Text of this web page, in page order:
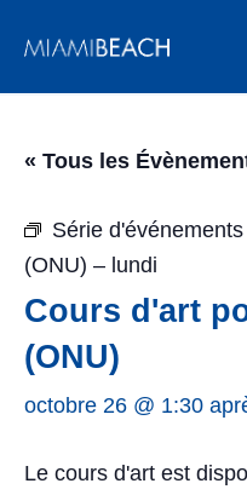
« Tous les
Série d'événements
(ONU) – lundi
Cours d'art
(ONU)
octobre 26 @ 1:30
Le cours d'art est